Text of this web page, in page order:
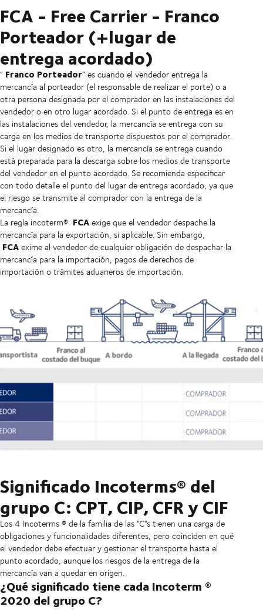
FCA - Free Carrier - Franco
Porteador (+lugar de
entrega acordado)
“ Franco Porteador” es cuando el vendedor entrega la
mercancía al porteador (el responsable de realizar el porte) o a
otra persona designada por el comprador en las instalaciones del
vendedor o en otro lugar acordado. Si el punto de entrega es en
las instalaciones del vendedor, la mercancía se entrega con su
carga en los medios de transporte dispuestos por el comprador.
Si el lugar designado es otro, la mercancía se entrega cuando
está preparada para la descarga sobre los medios de transporte
del vendedor en el punto acordado. Se recomienda especificar
con todo detalle el punto del lugar de entrega acordado, ya que
el riesgo se transmite al comprador con la entrega de la
mercancía.
La regla incoterm® FCAexige que el vendedor despache la
mercancía para la exportación, si aplicable. Sin embargo,
FCAexime al vendedor de cualquier obligación de despachar la
mercancía para la importación, pagos de derechos de
importación o trámites aduaneros de importación.
Significado Incoterms® del
grupo C: CPT, CIP, CFR y CIF
Los 4 Incoterms®de la familia de las "C"s tienen una carga de
obligaciones y funcionalidades diferentes, pero coinciden en qué
el vendedor debe efectuar y gestionar el transporte hasta el
punto acordado, aunque los riesgos de la entrega de la
mercancía van a quedar en origen.
¿Qué significado tiene cada Incoterm ®
2020 del grupo C?